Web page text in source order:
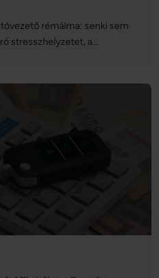
rémálma: senki sem
stresszhelyzetet, a